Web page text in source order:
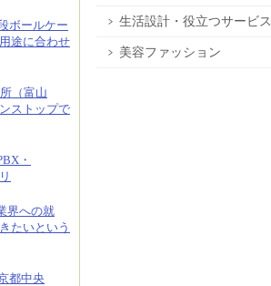
ボールケー
途に合わせ
（富山
ストップで
・
界への就
たいという
都中央
生活設計・役立つサービス
美容ファッション